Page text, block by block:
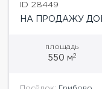
ID 28449
НА ПРОДАЖУ
площадь
550 м2